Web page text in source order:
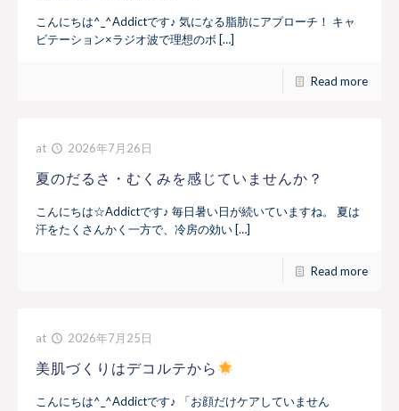
こんにちは^_^Addictです♪ 気になる脂肪にアプローチ！ キャ
ビテーション×ラジオ波で理想のボ […]
Read more
at 2026年7月26日
夏のだるさ・むくみを感じていませんか？
こんにちは☆Addictです♪ 毎日暑い日が続いていますね。 夏は
汗をたくさんかく一方で、冷房の効い […]
Read more
at 2026年7月25日
美肌づくりはデコルテから
こんにちは^_^Addictです♪ 「お顔だけケアしていません